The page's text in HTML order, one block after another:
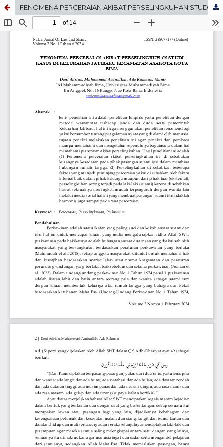
FENOMENA PERCERAIAN AKIBAT PERSELINGKUHAN STUDI KASUS DI KELURAHAN JATIBARU KECAMATAN ASAKOTA KOTA BIMA